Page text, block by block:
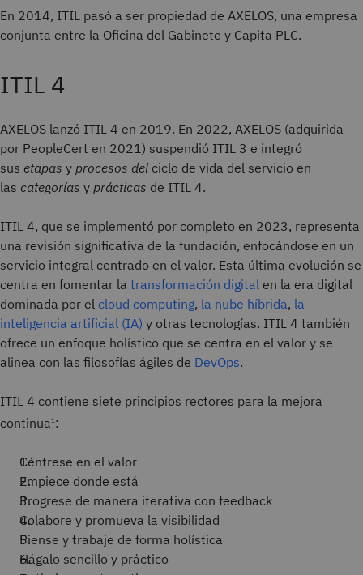
En 2014, ITIL pasó a ser propiedad de AXELOS, una empresa
conjunta entre la Oficina del Gabinete y Capita PLC.
ITIL 4
AXELOS lanzó ITIL 4 en 2019. En 2022, AXELOS (adquirida
por PeopleCert en 2021) suspendió ITIL 3 e integró
sus etapas y procesos del ciclo de vida del servicio en
las categorías y prácticas de ITIL 4.
ITIL 4, que se implementó por completo en 2023, representa
una revisión significativa de la fundación, enfocándose en un
servicio integral centrado en el valor. Esta última evolución se
centra en fomentar la transformación digital en la era digital
dominada por el cloud computing, la nube híbrida, la
inteligencia artificial (IA) y otras tecnologías. ITIL 4 también
ofrece un enfoque holístico que se centra en el valor y se
alinea con las filosofías ágiles de DevOps.
ITIL 4 contiene siete principios rectores para la mejora
continua1:
Céntrese en el valor
Empiece donde está
Progrese de manera iterativa con feedback
Colabore y promueva la visibilidad
Piense y trabaje de forma holística
Hágalo sencillo y práctico